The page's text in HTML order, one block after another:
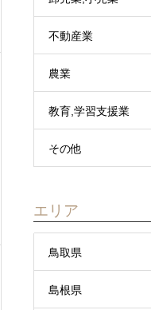
不動産業
農業
教育,学習支援業
その他
エリア
鳥取県
島根県